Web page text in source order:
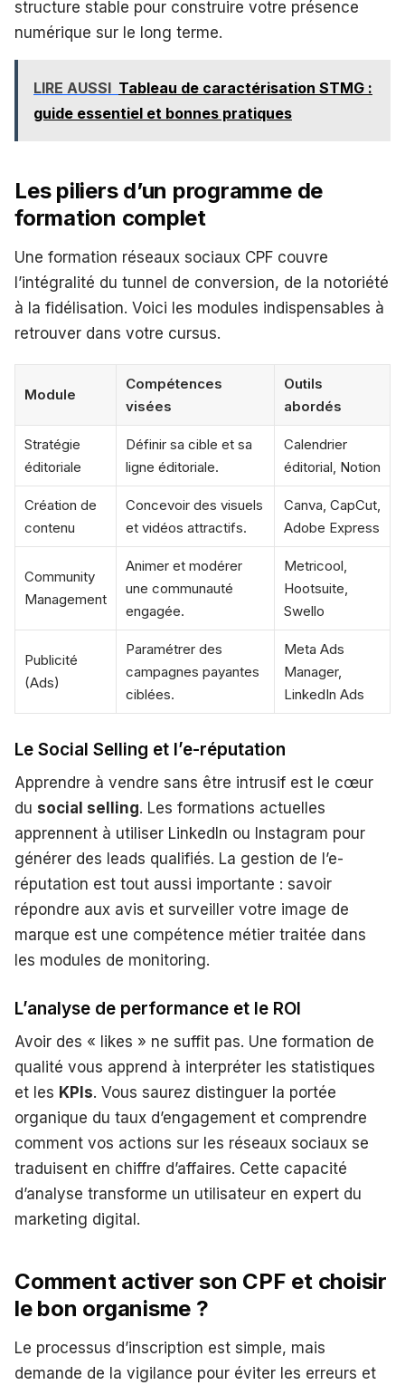
structure stable pour construire votre présence
numérique sur le long terme.
LIRE AUSSI Tableau de caractérisation STMG :
guide essentiel et bonnes pratiques
Les piliers d’un programme de
formation complet
Une formation réseaux sociaux CPF couvre
l’intégralité du tunnel de conversion, de la notoriété
à la fidélisation. Voici les modules indispensables à
retrouver dans votre cursus.
Module
Compétences
visées
Outils
abordés
Stratégie
éditoriale
Définir sa cible et sa
ligne éditoriale.
Calendrier
éditorial, Notion
Création de
contenu
Concevoir des visuels
et vidéos attractifs.
Canva, CapCut,
Adobe Express
Community
Management
Animer et modérer
une communauté
engagée.
Metricool,
Hootsuite,
Swello
Publicité
(Ads)
Paramétrer des
campagnes payantes
ciblées.
Meta Ads
Manager,
LinkedIn Ads
Le Social Selling et l’e-réputation
Apprendre à vendre sans être intrusif est le cœur
du social selling. Les formations actuelles
apprennent à utiliser LinkedIn ou Instagram pour
générer des leads qualifiés. La gestion de l’e-
réputation est tout aussi importante : savoir
répondre aux avis et surveiller votre image de
marque est une compétence métier traitée dans
les modules de monitoring.
L’analyse de performance et le ROI
Avoir des « likes » ne suffit pas. Une formation de
qualité vous apprend à interpréter les statistiques
et les KPIs. Vous saurez distinguer la portée
organique du taux d’engagement et comprendre
comment vos actions sur les réseaux sociaux se
traduisent en chiffre d’affaires. Cette capacité
d’analyse transforme un utilisateur en expert du
marketing digital.
Comment activer son CPF et choisir
le bon organisme ?
Le processus d’inscription est simple, mais
demande de la vigilance pour éviter les erreurs et